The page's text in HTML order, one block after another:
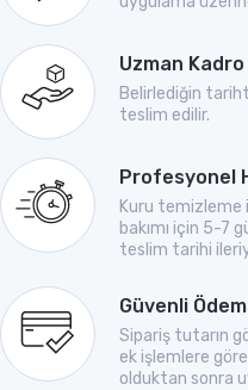
Uzman Kadro
Belirlediğin
teslim edilir.
Profesyonel
Kuru temizleme
bakımı için 5-7
teslim tarihi
Güvenli
Sipariş tutarın
ek işlemlere
olduktan sonra